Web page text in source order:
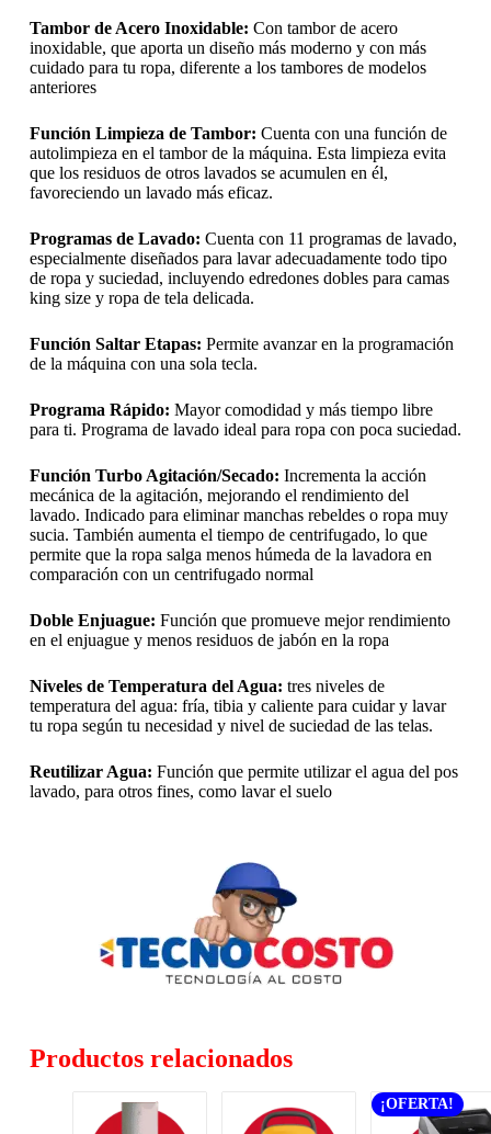
Tambor de Acero Inoxidable: Con tambor de acero
inoxidable, que aporta un diseño más moderno y con más
cuidado para tu ropa, diferente a los tambores de modelos
anteriores
Función Limpieza de Tambor: Cuenta con una función de
autolimpieza en el tambor de la máquina. Esta limpieza evita
que los residuos de otros lavados se acumulen en él,
favoreciendo un lavado más eficaz.
Programas de Lavado: Cuenta con 11 programas de lavado,
especialmente diseñados para lavar adecuadamente todo tipo
de ropa y suciedad, incluyendo edredones dobles para camas
king size y ropa de tela delicada.
Función Saltar Etapas: Permite avanzar en la programación
de la máquina con una sola tecla.
Programa Rápido: Mayor comodidad y más tiempo libre
para ti. Programa de lavado ideal para ropa con poca suciedad.
Función Turbo Agitación/Secado: Incrementa la acción
mecánica de la agitación, mejorando el rendimiento del
lavado. Indicado para eliminar manchas rebeldes o ropa muy
sucia. También aumenta el tiempo de centrifugado, lo que
permite que la ropa salga menos húmeda de la lavadora en
comparación con un centrifugado normal
Doble Enjuague: Función que promueve mejor rendimiento
en el enjuague y menos residuos de jabón en la ropa
Niveles de Temperatura del Agua: tres niveles de
temperatura del agua: fría, tibia y caliente para cuidar y lavar
tu ropa según tu necesidad y nivel de suciedad de las telas.
Reutilizar Agua: Función que permite utilizar el agua del pos
lavado, para otros fines, como lavar el suelo
Productos relacionados
¡OFERTA!